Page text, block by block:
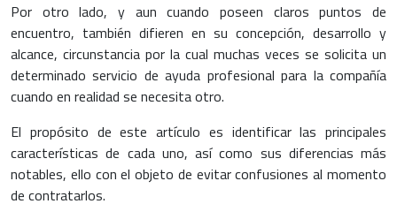
Por otro lado, y aun cuando poseen claros puntos de
encuentro, también difieren en su concepción, desarrollo y
alcance, circunstancia por la cual muchas veces se solicita un
determinado servicio de ayuda profesional para la compañía
cuando en realidad se necesita otro.
El propósito de este artículo es identificar las principales
características de cada uno, así como sus diferencias más
notables, ello con el objeto de evitar confusiones al momento
de contratarlos.